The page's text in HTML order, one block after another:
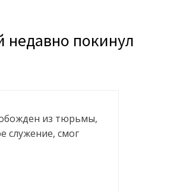
покинул
из тюрьмы,
служение, смог